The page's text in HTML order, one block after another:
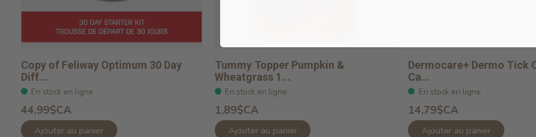
Copy of Feliway Optimum 30 Day
Diff...
En stock en ligne
44,99$CA
Ajouter au panier
Tummy Topper Pumpkin &
Wheatgrass 1...
En stock en ligne
1,89$CA
Ajouter au panier
Dermocare+ Dermo Tick
Ca...
En stock en ligne
14,79$CA
Ajouter au panier